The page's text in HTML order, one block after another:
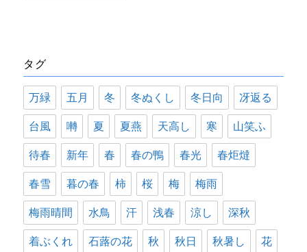
ー
タグ
万緑 五月 冬 冬ぬくし 冬日向 冴返る
台風 囀 夏 夏燕 天高し 寒 山笑ふ
待春 新年 春 春の鴨 春光 春炬燵
春雪 暮の春 柿 桜 梅 梅雨
梅雨晴間 水鳥 汗 浅春 涼し 深秋
着ぶくれ 石蕗の花 秋 秋日 秋暑し 花